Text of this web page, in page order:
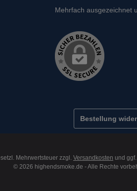
Mehrfach ausgezeichnet
Bestellung
Mehrwertsteuer zzgl. Versandkosten und
© 2026 highendsmoke.de - Alle Rechte